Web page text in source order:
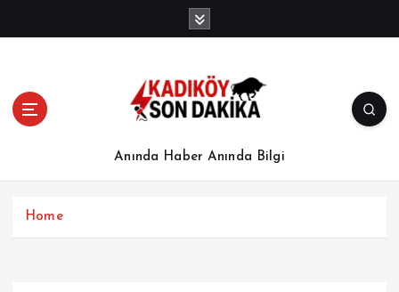
Anında Haber Anında Bilgi
Home